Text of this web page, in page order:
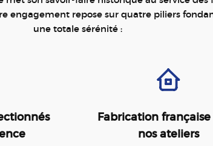
engagement repose sur quatre piliers
une totale sérénité :
Fabrication française
nos ateliers